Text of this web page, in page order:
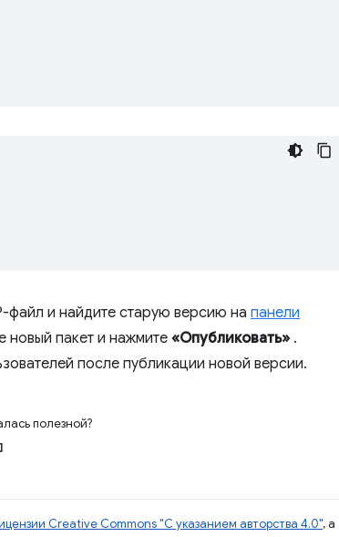
файл и найдите старую версию на панели
новый пакет и нажмите «Опубликовать» .
после публикации новой версии.
полезной?
Creative Commons "С указанием авторства 4.0", а